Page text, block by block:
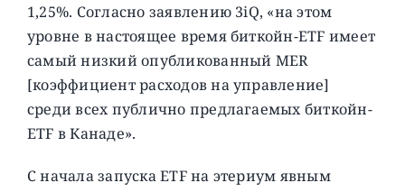
1,25%. Согласно заявлению 3iQ, «на этом
уровне в настоящее время биткойн-ETF имеет
самый низкий опубликованный MER
[коэффициент расходов на управление]
среди всех публично предлагаемых биткойн-
ETF в Канаде».
С начала запуска ETF на этериум явным